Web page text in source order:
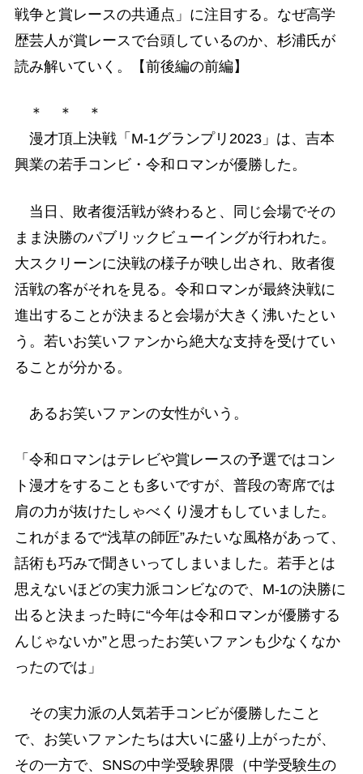
戦争と賞レースの共通点」に注目する。なぜ高学
歴芸人が賞レースで台頭しているのか、杉浦氏が
読み解いていく。【前後編の前編】
＊ ＊ ＊
漫才頂上決戦「M-1グランプリ2023」は、吉本
興業の若手コンビ・令和ロマンが優勝した。
当日、敗者復活戦が終わると、同じ会場でその
まま決勝のパブリックビューイングが行われた。
大スクリーンに決戦の様子が映し出され、敗者復
活戦の客がそれを見る。令和ロマンが最終決戦に
進出することが決まると会場が大きく沸いたとい
う。若いお笑いファンから絶大な支持を受けてい
ることが分かる。
あるお笑いファンの女性がいう。
「令和ロマンはテレビや賞レースの予選ではコン
ト漫才をすることも多いですが、普段の寄席では
肩の力が抜けたしゃべくり漫才もしていました。
これがまるで“浅草の師匠”みたいな風格があって、
話術も巧みで聞きいってしまいました。若手とは
思えないほどの実力派コンビなので、M-1の決勝に
出ると決まった時に“今年は令和ロマンが優勝する
んじゃないか”と思ったお笑いファンも少なくなか
ったのでは」
その実力派の人気若手コンビが優勝したこと
で、お笑いファンたちは大いに盛り上がったが、
その一方で、SNSの中学受験界隈（中学受験生の